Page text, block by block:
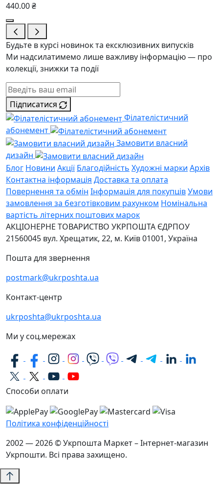
440.00 ₴
Будьте в курсі новинок та ексклюзивних випусків
Ми надсилатимемо лише важливу інформацію — про
колекції, знижки та події
Підписатися
Філателістичний
абонемент
Замовити власний
дизайн
Блог Новини Акції Благодійність Художні марки Архів
Контактна інформація Доставка та оплата
Повернення та обмін Інформація для покупцівУмови
замовлення за безготівковим рахунком Номінальна
вартість літерних поштових марок
АКЦІОНЕРНЕ ТОВАРИСТВО УКРПОШТА ЄДРПОУ
21560045 вул. Хрещатик, 22, м. Київ01001, Україна
Пошта для звернення
postmark@ukrposhta.ua
Контакт-центр
ukrposhta@ukrposhta.ua
Ми у соц.мережах
Способи оплати
Політика конфіденційності
2002 — 2026 © Укрпошта Маркет – Інтернет-магазин
Укрпошти. Всі права захищено.